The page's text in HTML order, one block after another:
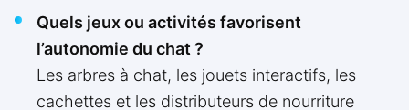
Quels jeux ou activités favorisent
l’autonomie du chat ?
Les arbres à chat, les jouets interactifs, les
cachettes et les distributeurs de nourriture